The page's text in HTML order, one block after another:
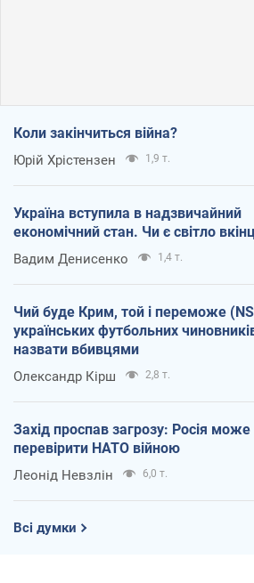
Коли закінчиться війна?
Юрій Хрістензен 1,9 т.
Україна вступила в надзвичайний
економічний стан. Чи є світло
Вадим Денисенко 1,4 т.
Чий буде Крим, той і переможе
українських футбольних
назвати вбивцями
Олександр Кірш 2,8 т.
Захід проспав загрозу: Росія може
перевірити НАТО війною
Леонід Невзлін 6,0 т.
Всі думки